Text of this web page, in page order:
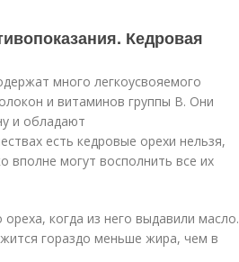
Кедровая
много легкоусвояемого
и витаминов группы B. Они
и обладают
есть кедровые орехи нельзя,
вполне могут восполнить все их
когда из него выдавили масло.
гораздо меньше жира, чем в